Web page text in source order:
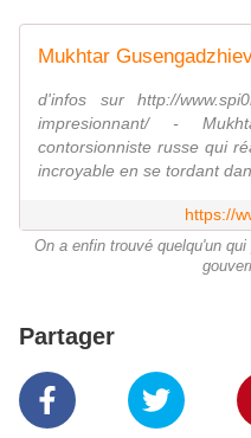
Mukhtar
d'infos sur http://
impresionnant/ -
contorsionniste russe qui
incroyable en se tordant
https://
On a enfin trouvé quelqu'un
Partager